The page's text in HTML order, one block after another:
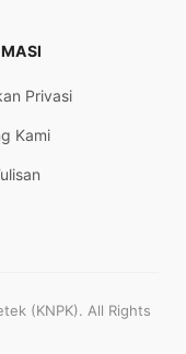
Privasi
Kami
(KNPK). All Rights